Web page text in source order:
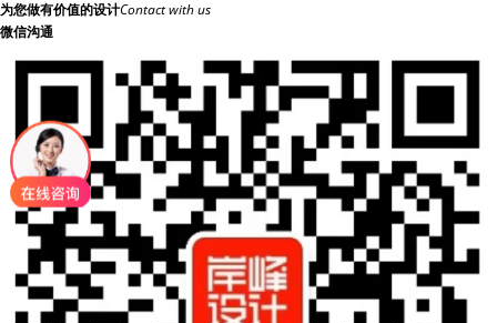
为您做有价值的设计Contact with us
微信沟通